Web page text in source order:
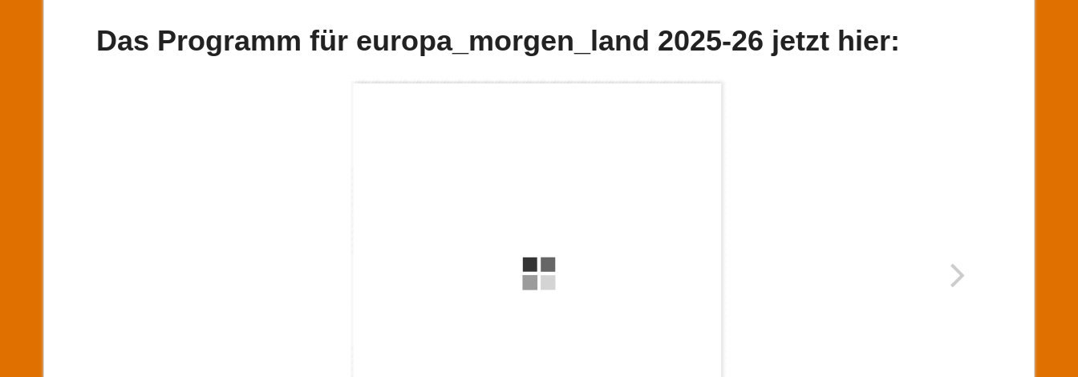
Das Programm für europa_morgen_land 2025-26 jetzt hier: